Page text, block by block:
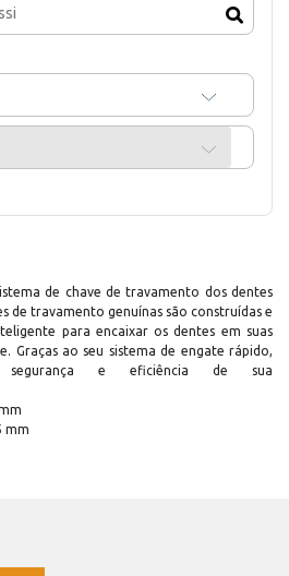
de chave de travamento dos dentes
de travamento genuínas são construídas e
para encaixar os dentes em suas
Graças ao seu sistema de engate rápido,
e eficiência de sua
mm